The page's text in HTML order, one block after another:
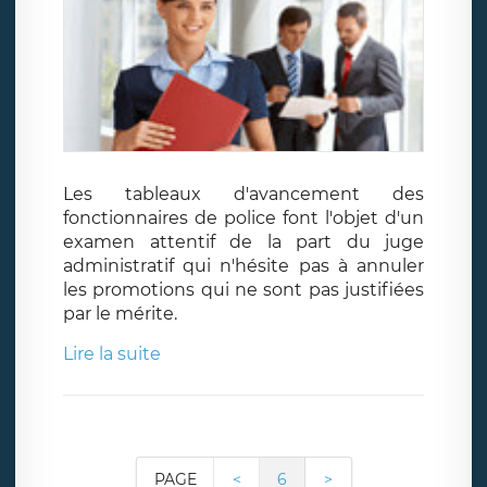
Les tableaux d'avancement des
fonctionnaires de police font l'objet d'un
examen attentif de la part du juge
administratif qui n'hésite pas à annuler
les promotions qui ne sont pas justifiées
par le mérite.
Lire la suite
PAGE < 6 >